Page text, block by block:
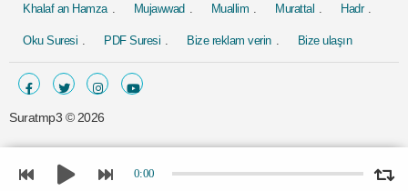
Khalaf an Hamza Mujawwad Muallim Murattal Hadr
Oku Suresi PDF Suresi Bize reklam verin Bize ulaşın
Suratmp3 © 2026
0:00